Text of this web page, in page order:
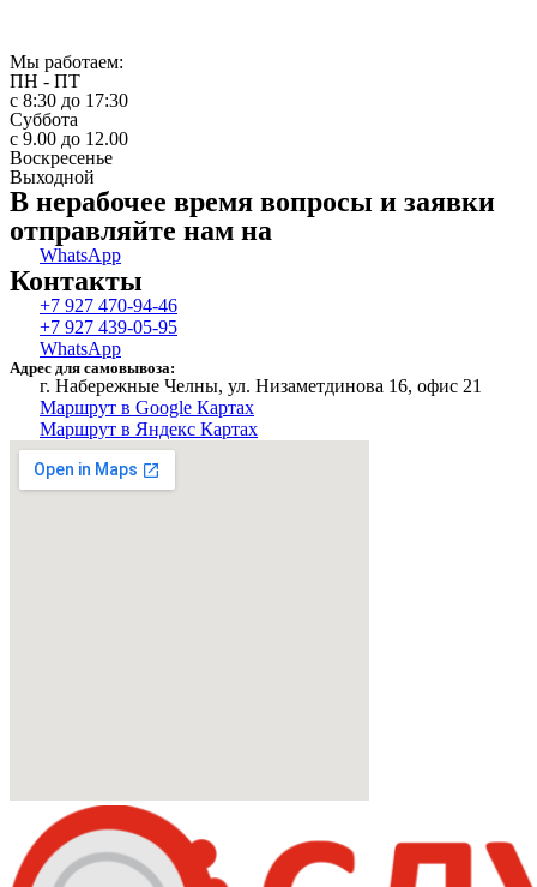
Мы работаем:
ПН - ПТ
с 8:30 до 17:30
Суббота
с 9.00 до 12.00
Воскресенье
Выходной
В нерабочее время вопросы и заявки
отправляйте нам на
WhatsApp
Контакты
+7 927 470-94-46
+7 927 439-05-95
WhatsApp
Адрес для самовывоза:
г. Набережные Челны, ул. Низаметдинова 16, офис 21
Маршрут в Google Картах
Маршрут в Яндекс Картах